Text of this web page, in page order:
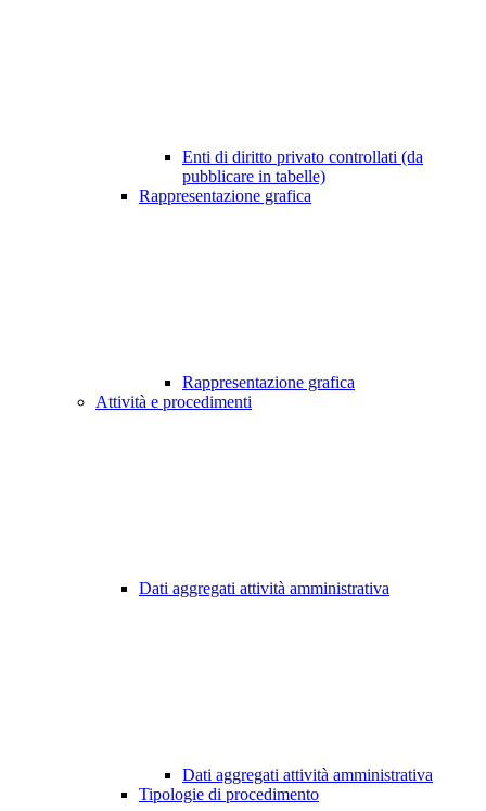
Enti di diritto privato controllati (da
pubblicare in tabelle)
Rappresentazione grafica
Rappresentazione grafica
Attività e procedimenti
Dati aggregati attività amministrativa
Dati aggregati attività amministrativa
Tipologie di procedimento